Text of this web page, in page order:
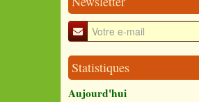
Statistiques
Aujourd'hui